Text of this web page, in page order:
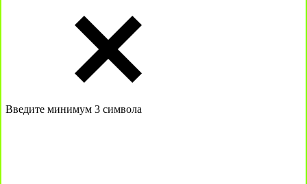
Введите минимум 3 символа